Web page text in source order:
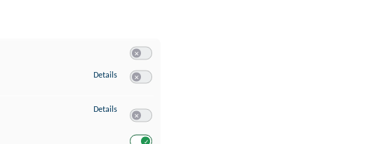
Details zu Speichern von oder Zugriff auf Informationen auf einem Endgerät
Details zu Verwendung reduzierter Daten zur Auswahl von Werbeanzeigen